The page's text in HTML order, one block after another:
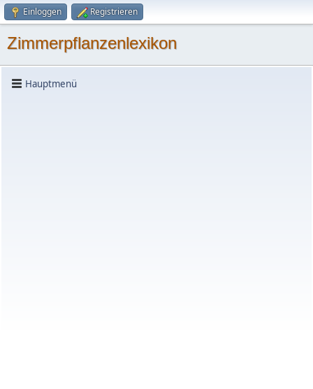
Einloggen Registrieren
Zimmerpflanzenlexikon
Hauptmenü